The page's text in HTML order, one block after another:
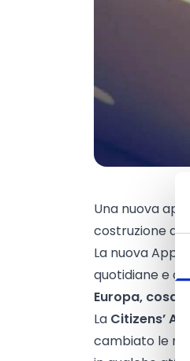
Una nuova
costruzione
La nuova App
quotidiane e
Europa, cosa
La Citizens’ App
cambiato le